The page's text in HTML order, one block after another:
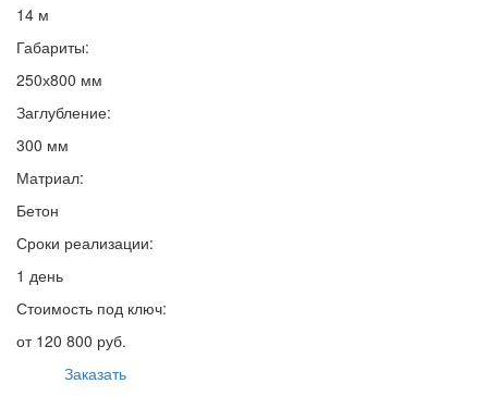
14 м
Габариты:
250х800 мм
Заглубление:
300 мм
Матриал:
Бетон
Сроки реализации:
1 день
Стоимость под ключ:
от 120 800 руб.
Заказать